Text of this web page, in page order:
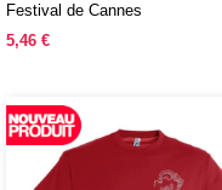
Festival de Cannes
5,46 €